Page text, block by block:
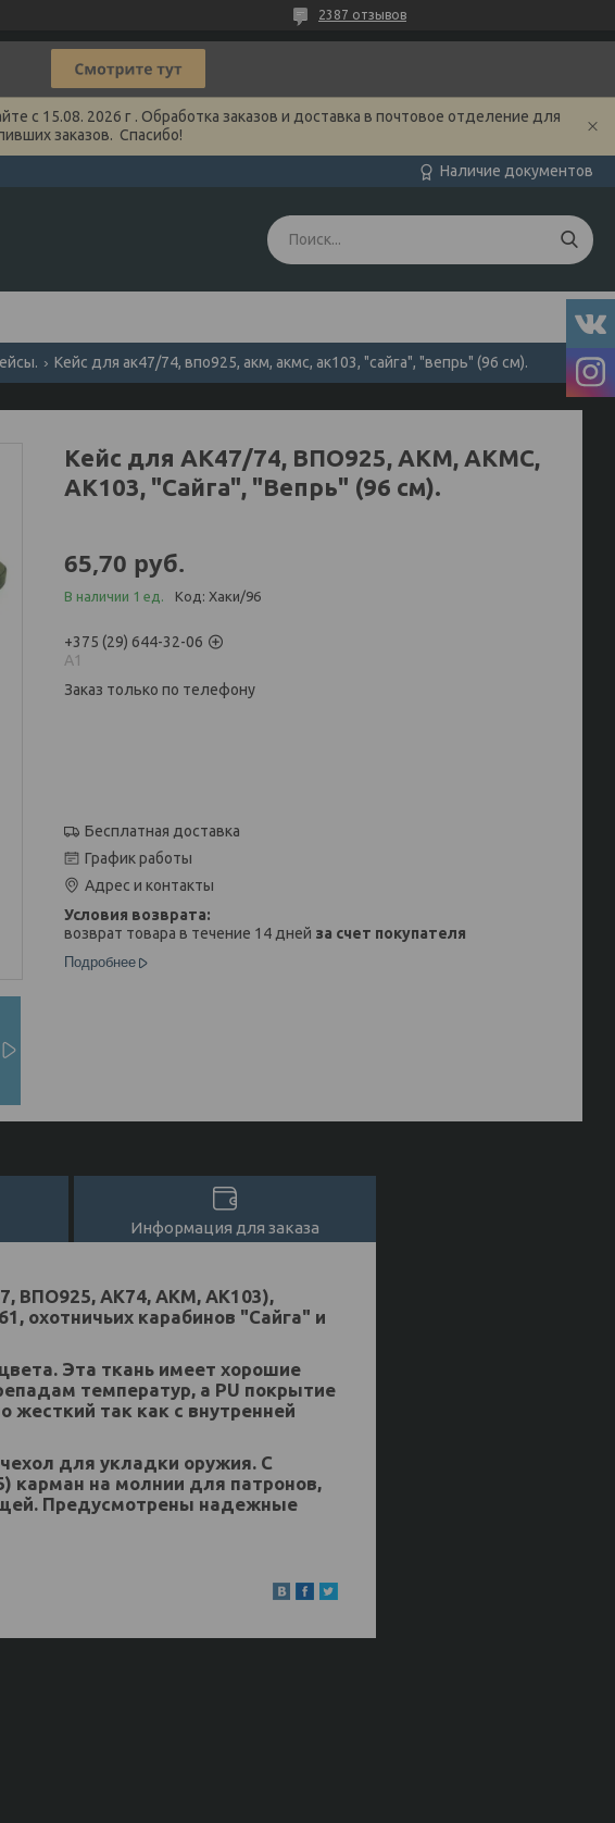
2387 отзывов
с 15.08. 2026 г . Обработка заказов и доставка в почтовое отделение для
заказов. Спасибо!
Наличие документов
Кейс для ак47/74, впо925, акм, акмс, ак103, "сайга", "вепрь" (96 см).
Кейс для АК47/74, ВПО925, АКМ, АКМС,
АК103, "Сайга", "Вепрь" (96 см).
65,70 руб.
В наличии 1 ед. Код: Хаки/96
+375 (29) 644-32-06
А1
Заказ только по телефону
Бесплатная доставка
График работы
Адрес и контакты
возврат товара в течение 14 дней за счет покупателя
Подробнее
Информация для заказа
ВПО925, АК74, АКМ, АК103),
охотничьих карабинов "Сайга" и
Эта ткань имеет хорошие
температур, а PU покрытие
жесткий так как с внутренней
для укладки оружия. С
карман на молнии для патронов,
Предусмотрены надежные